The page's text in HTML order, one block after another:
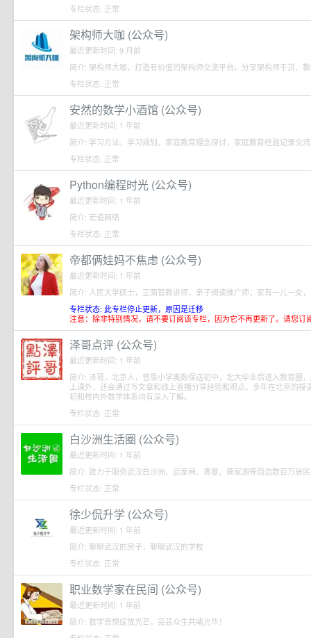
专栏状态: 正常
架构师大咖 (公众号)
最近更新时间: 9 月前
简介: 架构师大咖，打造有价值的架构师交流平台。分享架构师干货、
专栏状态: 正常
安然的数学小酒馆 (公众号)
最近更新时间: 1 年前
简介: 学习方法，学习规划，家庭教育理念探讨，家庭教育经验记录交
专栏状态: 正常
Python编程时光 (公众号)
最近更新时间: 1 年前
简介: 宏道网络
专栏状态: 正常
帝都俩娃妈不焦虑 (公众号)
最近更新时间: 1 年前
简介: 人民大学硕士，正面管教讲师、亲子阅读推广师；家有一儿一女
专栏状态: 此专栏停止更新，原因是迁移
注意：除非特别情况，请不要订阅该专栏，因为它不再更新了。请您订
泽哥点评 (公众号)
最近更新时间: 1 年前
简介: 泽哥，北京人，曾靠小学奥数保送初中，北大毕业后进入教育圈
上课外，还会通过写文章和线上直播分享经验和观点。多年在北京的
初和校内外数学体系均有深入了解。
专栏状态: 正常
白沙洲生活圈 (公众号)
最近更新时间: 1 年前
简介: 致力于服务武汉白沙洲、武泰闸、青菱、黄家湖等周边数百万居
专栏状态: 正常
徐少侃升学 (公众号)
最近更新时间: 1 年前
简介: 聊聊武汉的房子，聊聊武汉的学校
专栏状态: 正常
职业数学家在民间 (公众号)
最近更新时间: 1 年前
简介: 数学思想绽放光芒，芸芸众生共睹光华！